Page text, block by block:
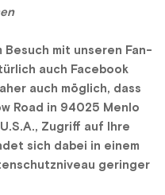
Besuch mit unseren Fan-
auch Facebook
auch möglich, dass
Road in 94025 Menlo
Zugriff auf Ihre
sich dabei in einem
geringer